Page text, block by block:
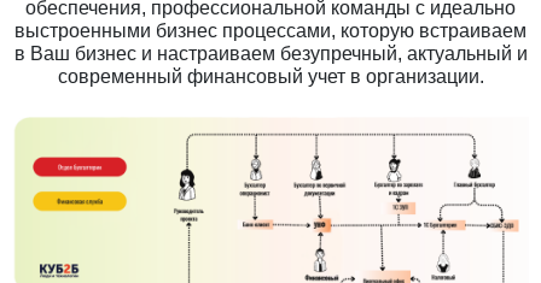
обеспечения, профессиональной команды с идеально
выстроенными бизнес процессами, которую встраиваем
в Ваш бизнес и настраиваем безупречный, актуальный и
современный финансовый учет в организации.